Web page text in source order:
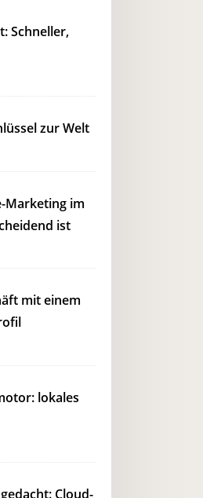
Schneller,
zur Welt
Marketing im
ist
mit einem
lokales
Cloud-